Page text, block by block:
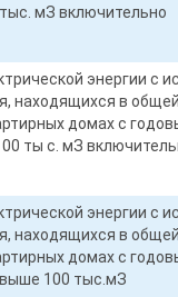
мЗ включительно
энергии с
находящихся в
домах с
ты с. мЗ
энергии с
находящихся в
домах с
100 тыс.мЗ